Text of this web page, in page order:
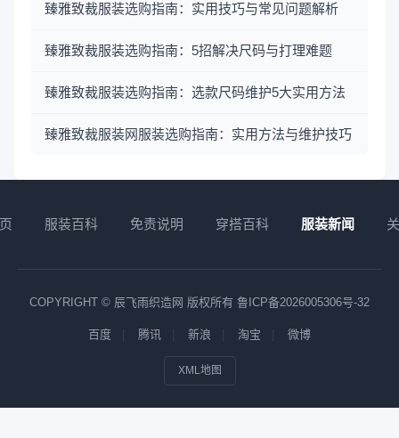
臻雅致裁服装选购指南：实用技巧与常见问题解析
臻雅致裁服装选购指南：5招解决尺码与打理难题
臻雅致裁服装选购指南：选款尺码维护5大实用方法
臻雅致裁服装网服装选购指南：实用方法与维护技巧
服装百科 免责说明 穿搭百科 服装新闻
COPYRIGHT © 辰飞雨织造网 版权所有 鲁ICP备2026005306号-32
百度 腾讯 新浪 淘宝 微博
XML地图